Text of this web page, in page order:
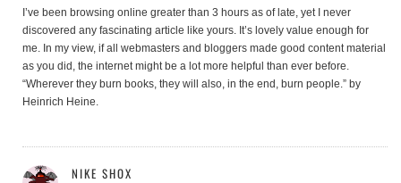
I’ve been browsing online greater than 3 hours as of late, yet I never
discovered any fascinating article like yours. It’s lovely value enough for
me. In my view, if all webmasters and bloggers made good content material
as you did, the internet might be a lot more helpful than ever before.
“Wherever they burn books, they will also, in the end, burn people.” by
Heinrich Heine.
NIKE SHOX